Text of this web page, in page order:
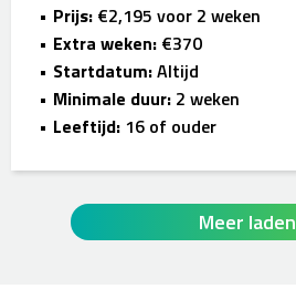
Prijs: €2,195 voor 2 weken
Extra weken: €370
Startdatum:Altijd
Minimale duur: 2 weken
Leeftijd: 16 of ouder
Meer laden